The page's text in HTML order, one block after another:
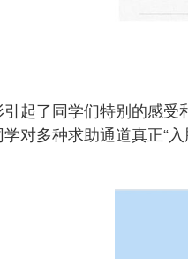
起了同学们特别的感受
对多种求助通道真正“入